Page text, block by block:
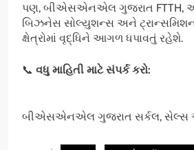
પણ, બીએસએનએલ ગુજરાત FTTH,
બિઝનેસ સોલ્યુશન્સ અને
ક્ષેત્રોમાં વૃદ્ધિને આગળ ધપાવતું રહેશે.
📞 વધુ માહિતી માટે સંપર્ક કરો:
બીએસએનએલ ગુજરાત સર્કલ, સેલ્સ